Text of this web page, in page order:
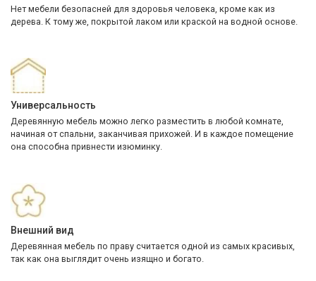
Нет мебели безопасней для здоровья человека, кроме как из
дерева. К тому же, покрытой лаком или краской на водной основе.
Универсальность
Деревянную мебель можно легко разместить в любой комнате,
начиная от спальни, заканчивая прихожей. И в каждое помещение
она способна привнести изюминку.
Внешний вид
Деревянная мебель по праву считается одной из самых красивых,
так как она выглядит очень изящно и богато.